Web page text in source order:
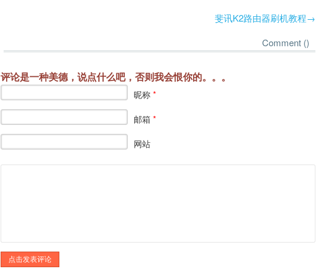
斐讯K2路由器刷机教程→
Comment ()
评论是一种美德，说点什么吧，否则我会恨你的。。。
昵称 *
邮箱 *
网站